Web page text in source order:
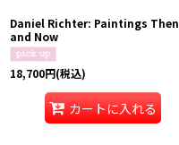
Daniel Richter: Paintings Then
and Now
18,700円(税込)
カートに入れる